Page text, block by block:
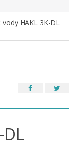
HAKL 3K-DL